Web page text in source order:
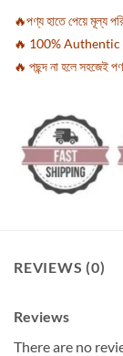
🔥পণ্য হাতে পেয়ে মূল্য
🔥 100%
🔥 পছন্দ না হলে সহজেই
REVIEWS (0)
Reviews
There are no